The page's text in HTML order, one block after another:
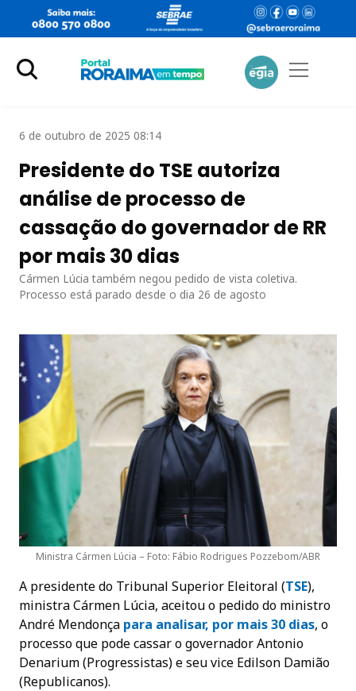
6 de outubro de 2025 08:14
Presidente do TSE autoriza
análise de processo de
cassação do governador de RR
por mais 30 dias
Cármen Lúcia também negou pedido de vista coletiva.
Processo está parado desde o dia 26 de agosto
Ministra Cármen Lúcia – Foto: Fábio Rodrigues Pozzebom/ABR
A presidente do Tribunal Superior Eleitoral (TSE),
ministra Cármen Lúcia, aceitou o pedido do ministro
André Mendonça para analisar, por mais 30 dias, o
processo que pode cassar o governador Antonio
Denarium (Progressistas) e seu vice Edilson Damião
(Republicanos).